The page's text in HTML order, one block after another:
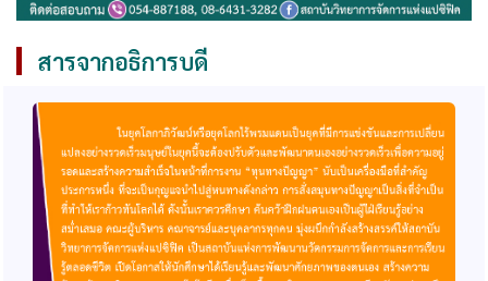
สารจากอธิการบดี